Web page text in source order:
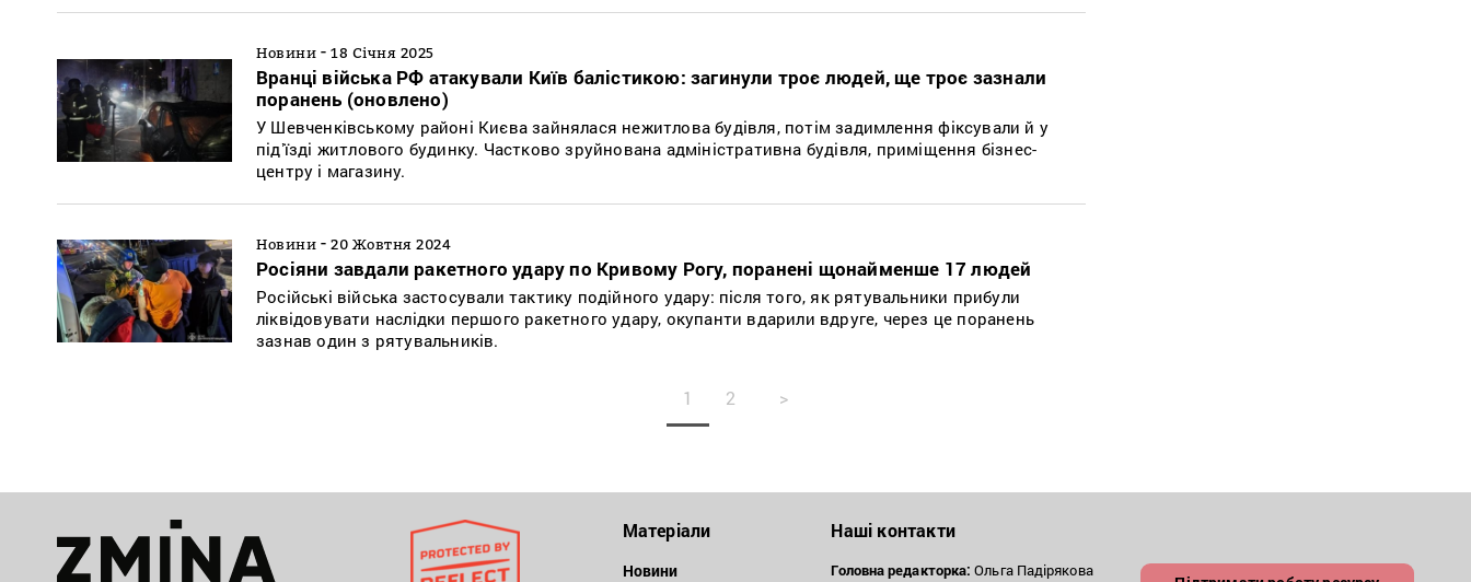
Новини - 18 Січня 2025
Вранці війська РФ атакували Київ балістикою: загинули троє людей, ще троє зазнали
поранень (оновлено)
У Шевченківському районі Києва зайнялася нежитлова будівля, потім задимлення фіксували й у
підʼїзді житлового будинку. Частково зруйнована адміністративна будівля, приміщення бізнес-
центру і магазину.
Новини - 20 Жовтня 2024
Росіяни завдали ракетного удару по Кривому Рогу, поранені щонайменше 17 людей
Російські війська застосували тактику подійного удару: після того, як рятувальники прибули
ліквідовувати наслідки першого ракетного удару, окупанти вдарили вдруге, через це поранень
зазнав один з рятувальників.
1 2 >
Матеріали
Новини
Наші контакти
Головна редакторка: Ольга Падірякова